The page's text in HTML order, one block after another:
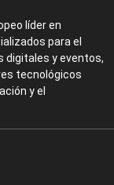
líder en
para el
digitales y eventos,
tecnológicos
y el